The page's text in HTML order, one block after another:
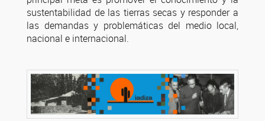
sustentabilidad de las tierras secas y responder a
las demandas y problemáticas del medio local,
nacional e internacional.